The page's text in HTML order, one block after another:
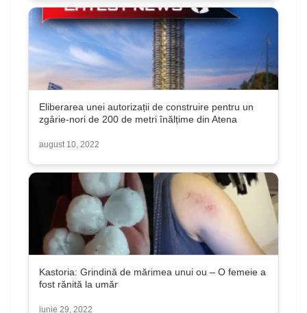
Eliberarea unei autorizații de construire pentru un
zgârie-nori de 200 de metri înălțime din Atena
august 10, 2022
Kastoria: Grindină de mărimea unui ou – O femeie a
fost rănită la umăr
iunie 29, 2022